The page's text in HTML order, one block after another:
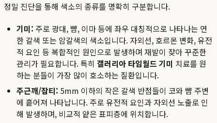
정밀 진단을 통해 색소의 종류를 명확히 구분합니다.
기미: 주로 광대, 뺨, 이마 등에 좌우 대칭적으로 나타나는 연
한 갈색 또는 암갈색의 색소입니다. 자외선, 호르몬 변화, 유전
적 요인 등 복합적인 원인으로 발생하며 재발이 잦아 꾸준한
관리가 필요합니다. 특히 갤러리아 타임월드 기미 치료를 원
하는 분들이 가장 많이 호소하는 질환입니다.
주근깨/잡티: 5mm 이하의 작은 갈색 반점들이 코와 뺨 주변
에 흩어져 나타납니다. 주로 유전적 요인과 자외선 노출로 인
해 발생하며, 비교적 얕은 표피층에 위치합니다.